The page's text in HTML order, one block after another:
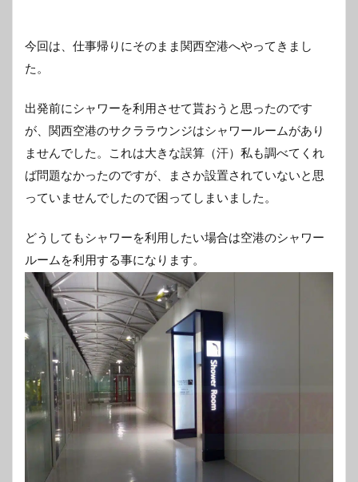
今回は、仕事帰りにそのまま関西空港へやってきまし
た。
出発前にシャワーを利用させて貰おうと思ったのです
が、関西空港のサクララウンジはシャワールームがあり
ませんでした。これは大きな誤算（汗）私も調べてくれ
ば問題なかったのですが、まさか設置されていないと思
っていませんでしたので困ってしまいました。
どうしてもシャワーを利用したい場合は空港のシャワー
ルームを利用する事になります。